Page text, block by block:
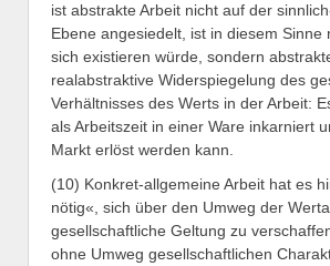
ist abstrakte Arbeit nicht auf der
Ebene angesiedelt, ist in diesem Sinne
sich existieren würde, sondern
realabstraktive Widerspiegelung des
Verhältnisses des Werts in der Arbeit:
als Arbeitszeit in einer Ware inkarniert
Markt erlöst werden kann.
(10) Konkret-allgemeine Arbeit hat es
nötig«, sich über den Umweg der
gesellschaftliche Geltung zu
ohne Umweg gesellschaftlichen